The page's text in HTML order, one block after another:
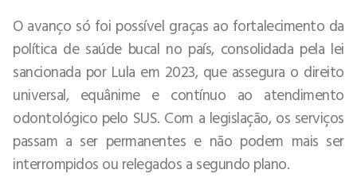
O avanço só foi possível graças ao fortalecimento da
política de saúde bucal no país, consolidada pela lei
sancionada por Lula em 2023, que assegura o direito
universal, equânime e contínuo ao atendimento
odontológico pelo SUS. Com a legislação, os serviços
passam a ser permanentes e não podem mais ser
interrompidos ou relegados a segundo plano.